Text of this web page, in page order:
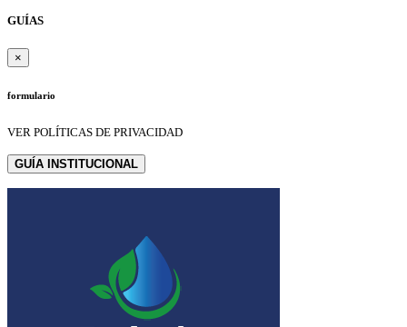
GUÍAS
×
formulario
VER POLÍTICAS DE PRIVACIDAD
GUÍA INSTITUCIONAL